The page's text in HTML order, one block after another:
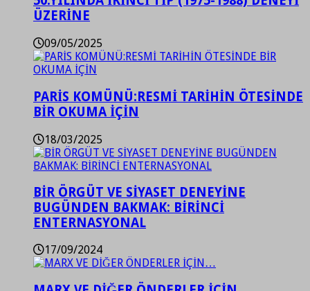
ÜZERİNE
09/05/2025
PARİS KOMÜNÜ:RESMİ TARİHİN ÖTESİNDE
BİR OKUMA İÇİN
18/03/2025
BİR ÖRGÜT VE SİYASET DENEYİNE
BUGÜNDEN BAKMAK: BİRİNCİ
ENTERNASYONAL
17/09/2024